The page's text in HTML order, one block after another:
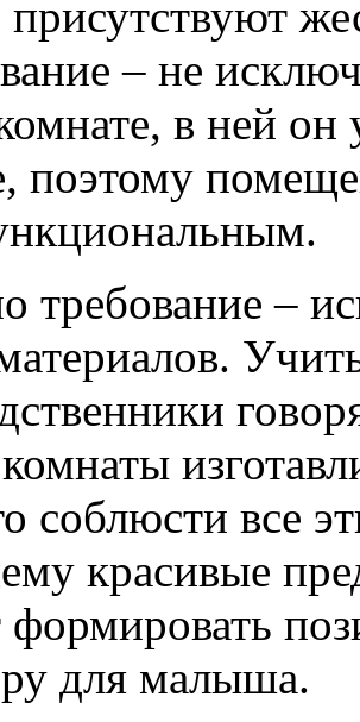
присутствуют
– не
в ней он
поэтому
требование –
соблюсти все
красивые
формировать
для малыша.